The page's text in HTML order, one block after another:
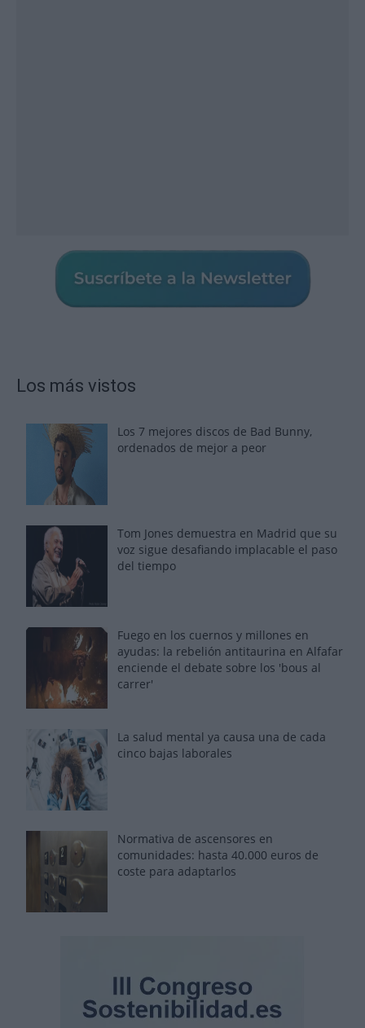
Los más vistos
Los 7 mejores discos de Bad Bunny,
ordenados de mejor a peor
Tom Jones demuestra en Madrid que su
voz sigue desafiando implacable el paso
del tiempo
Fuego en los cuernos y millones en
ayudas: la rebelión antitaurina en Alfafar
enciende el debate sobre los 'bous al
carrer'
La salud mental ya causa una de cada
cinco bajas laborales
Normativa de ascensores en
comunidades: hasta 40.000 euros de
coste para adaptarlos